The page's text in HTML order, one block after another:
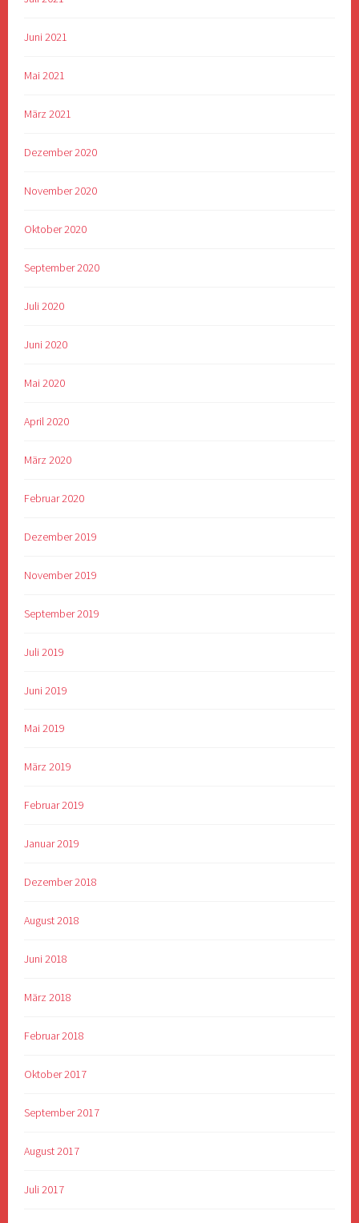
Juni 2021
Mai 2021
März 2021
Dezember 2020
November 2020
Oktober 2020
September 2020
Juli 2020
Juni 2020
Mai 2020
April 2020
März 2020
Februar 2020
Dezember 2019
November 2019
September 2019
Juli 2019
Juni 2019
Mai 2019
März 2019
Februar 2019
Januar 2019
Dezember 2018
August 2018
Juni 2018
März 2018
Februar 2018
Oktober 2017
September 2017
August 2017
Juli 2017